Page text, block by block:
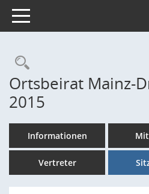
Toggle navigation
Rechercheauswahl
Ortsbeirat Mainz-
2015
Informationen
Vertreter